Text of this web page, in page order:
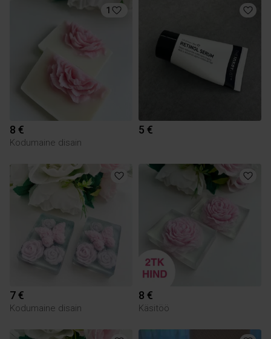
1
8 €
Kodumaine disain
5 €
7 €
Kodumaine disain
8 €
Käsitöö